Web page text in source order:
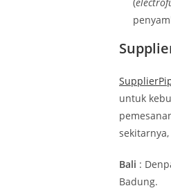
untuk
Bali :
Badung.